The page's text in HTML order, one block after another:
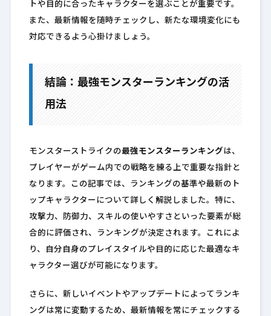
トや目的に合ったキャラクターを選ぶことが重要です。
また、最新情報を随時チェックし、新たな環境変化にも
対応できるよう心掛けましょう。
結論：最強モンスターランキングの活
用法
モンスターストライクの最強モンスターランキング は、
プレイヤーがゲーム内での戦略を練る上で重要な指針と
なります。この記事では、ランキングの基準や最新のト
ップキャラクターについて詳しく解説しました。特に、
攻撃力、防御力、スキルの使いやすさといった要素が総
合的に評価され、ランキングが決定されます。これによ
り、自分自身のプレイスタイルや目的に応じた最適なキ
ャラクター選びが可能になります。
さらに、新しいイベントやアップデートによってランキ
ングは常に変動するため、最新情報を常にチェックする